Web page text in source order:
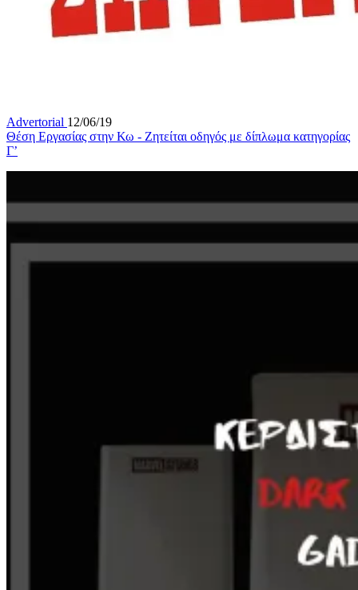
Advertorial 12/06/19
Θέση Εργασίας στην Κω - Ζητείται οδηγός με δίπλωμα κατηγορίας
Γ’